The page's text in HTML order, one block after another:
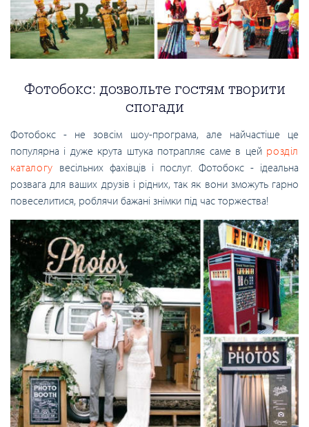
Фотобокс: дозвольте гостям творити
спогади
Фотобокс - не зовсім шоу-програма, але найчастіше це
популярна і дуже крута штука потрапляє саме в цей розділ
каталогу весільних фахівців і послуг. Фотобокс - ідеальна
розвага для ваших друзів і рідних, так як вони зможуть гарно
повеселитися, роблячи бажані знімки під час торжества!